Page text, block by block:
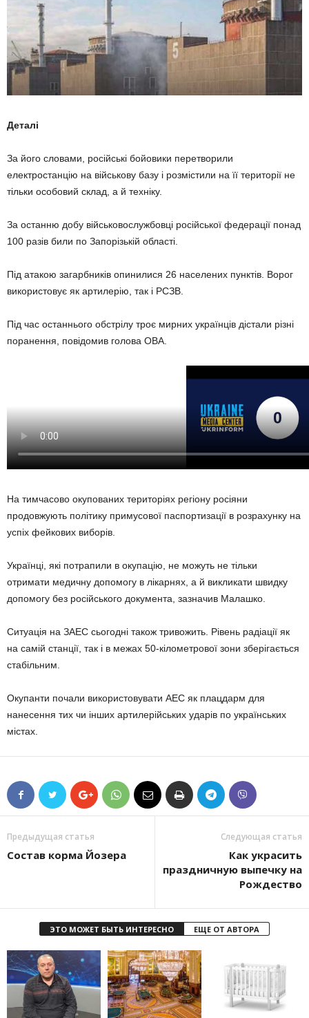
Деталі
За його словами, російські бойовики перетворили
електростанцію на військову базу і розмістили на її території не
тільки особовий склад, а й техніку.
За останню добу військовослужбовці російської федерації понад
100 разів били по Запорізькій області.
Під атакою загарбників опинилися 26 населених пунктів. Ворог
використовує як артилерію, так і РСЗВ.
Під час останнього обстрілу троє мирних українців дістали різні
поранення, повідомив голова ОВА.
На тимчасово окупованих територіях регіону росіяни
продовжують політику примусової паспортизації в розрахунку на
успіх фейкових виборів.
Українці, які потрапили в окупацію, не можуть не тільки
отримати медичну допомогу в лікарнях, а й викликати швидку
допомогу без російського документа, зазначив Малашко.
Ситуація на ЗАЕС сьогодні також тривожить. Рівень радіації як
на самій станції, так і в межах 50-кілометрової зони зберігається
стабільним.
Окупанти почали використовувати АЕС як плацдарм для
нанесення тих чи інших артилерійських ударів по українських
містах.
Предыдущая статья
Состав корма Йозера
Следующая статья
Как украсить
праздничную выпечку на
Рождество
ЭТО МОЖЕТ БЫТЬ ИНТЕРЕСНО ЕЩЕ ОТ АВТОРА